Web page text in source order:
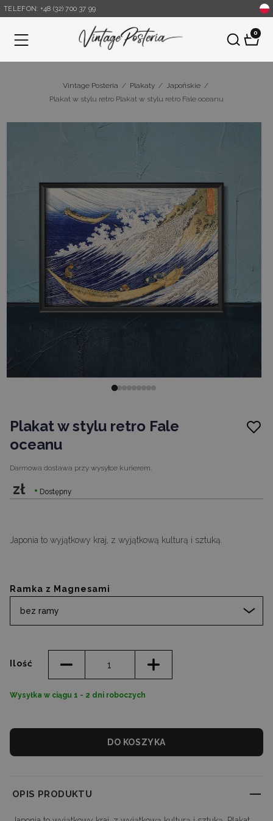
TELEFON: +48 (32) 700 37 99
Menu
0
Vintage Posteria / Plakaty / Japońskie /
Plakat w stylu retro Plakat w stylu retro Fale oceanu
Plakat w stylu retro Fale
oceanu
Darmowa dostawa przy wysyłce kurierem.
zł Dostępny
Japonia to wyjątkowy kraj, z wyjątkową kulturą i sztuką.
Wysyłka w ciągu 1 - 2 dni roboczych
Ramka z Magnesami
bez ramy
Ilość
DO KOSZYKA
OPIS PRODUKTU